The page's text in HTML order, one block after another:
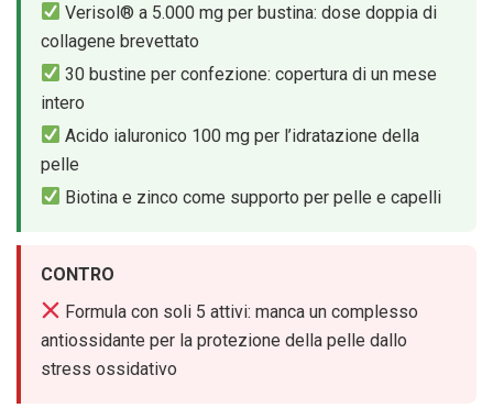
Verisol® a 5.000 mg per bustina: dose doppia di
collagene brevettato
30 bustine per confezione: copertura di un mese
intero
Acido ialuronico 100 mg per l’idratazione della
pelle
Biotina e zinco come supporto per pelle e capelli
CONTRO
Formula con soli 5 attivi: manca un complesso
antiossidante per la protezione della pelle dallo
stress ossidativo